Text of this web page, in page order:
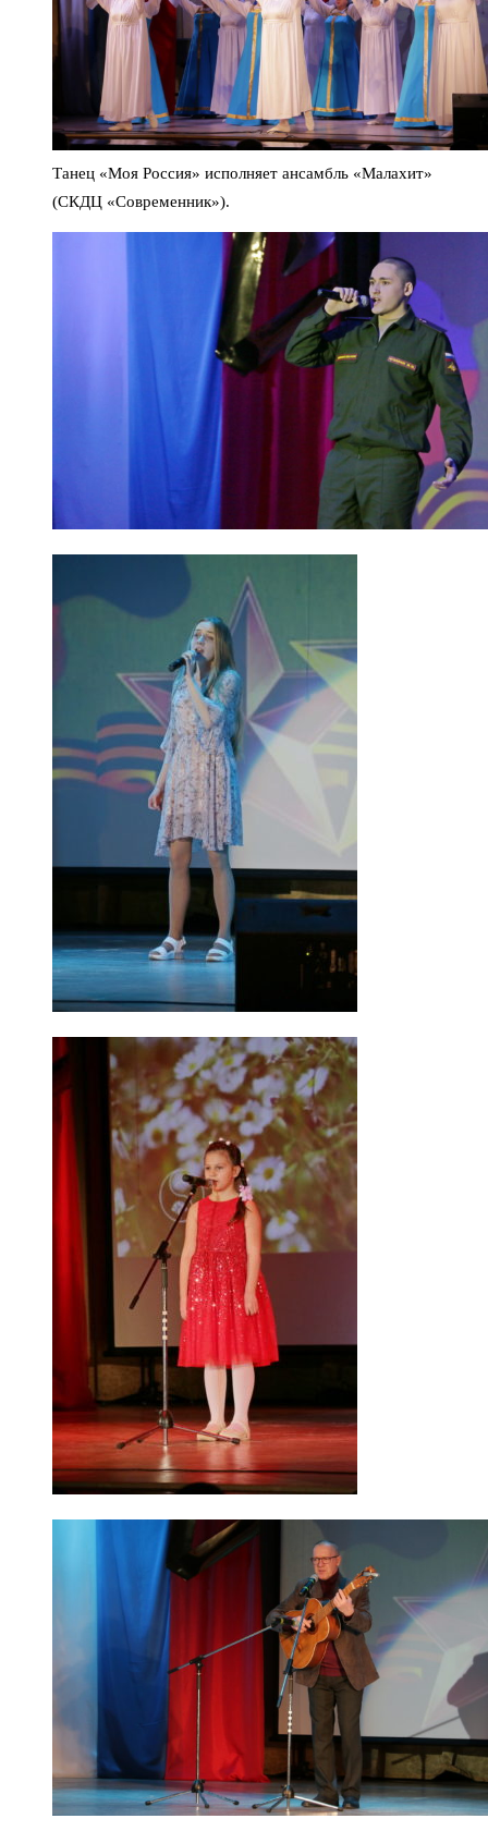
Танец «Моя Россия» исполняет ансамбль «Малахит»
(СКДЦ «Современник»).